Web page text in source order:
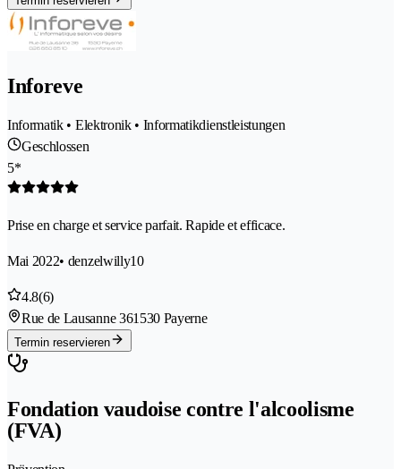
Inforeve
Informatik • Elektronik • Informatikdienstleistungen
Geschlossen
5*
Prise en charge et service parfait. Rapide et efficace.
Mai 2022• denzelwilly10
4.8(6)
Rue de Lausanne 361530 Payerne
Termin reservieren
Fondation vaudoise contre l'alcoolisme
(FVA)